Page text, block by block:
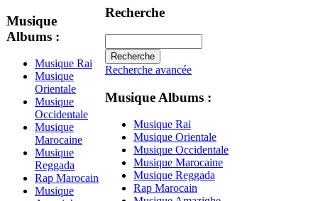
Musique
Albums :
Musique Rai
Musique
Orientale
Musique
Occidentale
Musique
Marocaine
Musique
Reggada
Rap Marocain
Musique
Recherche
Recherche avancée
Musique Albums :
Musique Rai
Musique Orientale
Musique Occidentale
Musique Marocaine
Musique Reggada
Rap Marocain